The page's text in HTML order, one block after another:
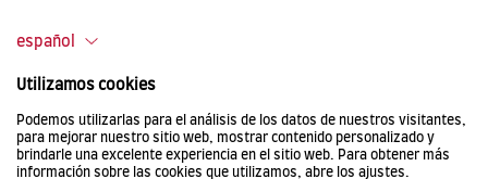
español
Utilizamos cookies
Podemos utilizarlas para el análisis de los datos de nuestros visitantes,
para mejorar nuestro sitio web, mostrar contenido personalizado y
brindarle una excelente experiencia en el sitio web. Para obtener más
información sobre las cookies que utilizamos, abre los ajustes.